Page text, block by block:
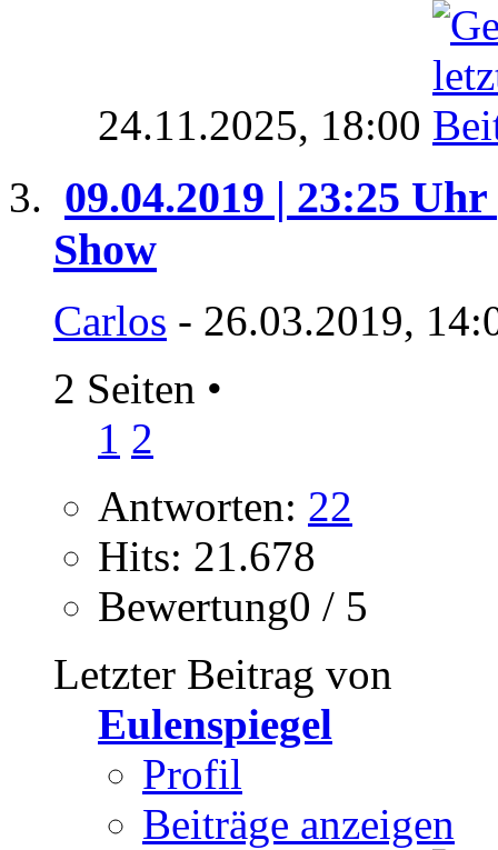
24.11.2025, 18:00
09.04.2019 | 23:25
Show
Carlos - 26.03.2019,
2 Seiten •
1 2
Antworten: 22
Hits: 21.678
Bewertung0 / 5
Letzter Beitrag von
Eulenspiegel
Profil
Beiträge anzeigen